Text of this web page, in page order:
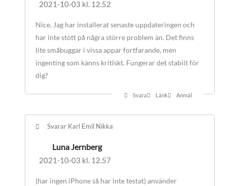
2021-10-03 kl. 12.52
Nice. Jag har installerat senaste uppdateringen och
har inte stött på några större problem än. Det finns
lite småbuggar i vissa appar fortfarande, men
ingenting som känns kritiskt. Fungerar det stabilt för
dig?
Svara Länk Anmäl
Svarar Karl Emil Nikka
Luna Jernberg
2021-10-03 kl. 12.57
(har ingen iPhone så har inte testat) använder